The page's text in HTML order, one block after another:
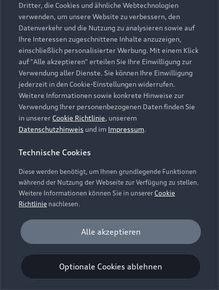
Elektromodelle
Plug-in-Hybride
Gebrauchtwagensuche
Gebrauchtwagen
Finanzierung
Aktionen & Angebote
Geschäftskunden
Saisonale Angebote
Audi Services
Garantie
Audi digital services
myAudi
Support
Kundenservice
Händlersuche
Audi Code
Häufige Fragen (FAQ)
Audi Online Beratung
Bordbuch & Bedienungsanleitungen
Verträge kündigen
Vertrag widerrufen
Über Audi
Unternehmen
Karriere
Investor Relations
Presse & Media Center
Datenschutz
Audi erleben
Newsletter
© 2026 AUDI AG. Alle Rechte vorbehalten
Datenschutzinformation
Cookie-Richtlinie
Barrierefreiheit
Digital Services Act
EU Data Act
Embleme am Fahrzeug bei allen Abbildungen auf dieser
Webseite kann abweichen.
Dritter, die Cookies und ähnliche Webtechnologien
verwenden, um unsere Website zu verbessern, den
Datenverkehr und die Nutzung zu analysieren sowie auf
Ihre Interessen zugeschnittene Inhalte anzuzeigen,
einschließlich personalisierter Werbung. Mit einem Klick
auf "Alle akzeptieren" erteilen Sie Ihre Einwilligung zur
Verwendung aller Dienste. Sie können Ihre Einwilligung
jederzeit in den Cookie-Einstellungen widerrufen.
Weitere Informationen sowie konkrete Hinweise zur
Verwendung Ihrer personenbezogenen Daten finden Sie
in unserer Cookie Richtlinie, unserem
Datenschutzhinweis und im Impressum.
Technische Cookies
Diese werden benötigt, um Ihnen grundlegende Funktionen
während der Nutzung der Webseite zur Verfügung zu stellen.
Weitere Informationen können Sie in unsererCookie
Richtlinie nachlesen.
Analyse und Statistik
Performance Cookies sammeln Informationen
darüber, wie unsere Webseite genutzt wird (z. B.
Anzahl der Besuche, Verweildauer). Diese Cookies
werden zur Optimierung der Webseite verwendet.
Optionale Cookies ablehnen
Alle akzeptieren